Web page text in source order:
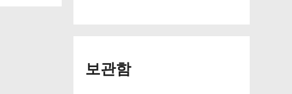
보관함